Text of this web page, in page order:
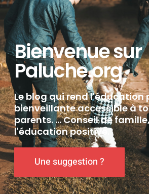
Bienvenue sur
Paluche.org
Le blog qui rend l'éducation
bienveillante accessible à
parents. ... Conseil de
l'éducation positive.
Une suggestion ?